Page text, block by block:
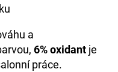
a
6% oxidant je
práce.